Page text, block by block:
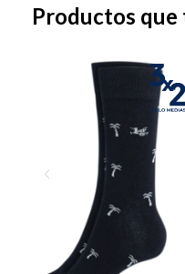
Productos
Bolsos y valijas
TALLES GRANDES
Quiero ser parte